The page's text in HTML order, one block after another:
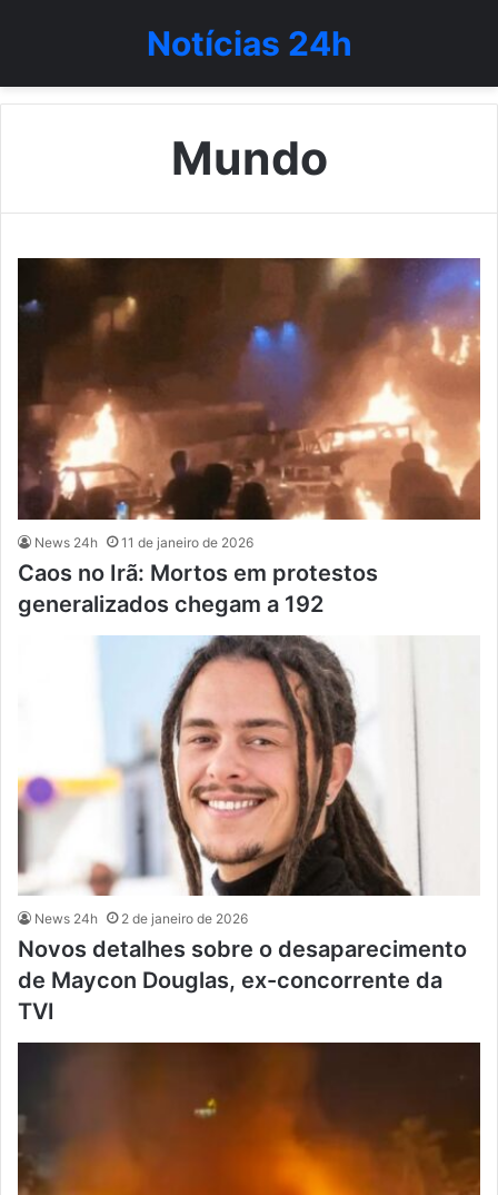
Notícias 24h
Mundo
News 24h 11 de janeiro de 2026
Caos no Irã: Mortos em protestos
generalizados chegam a 192
News 24h 2 de janeiro de 2026
Novos detalhes sobre o desaparecimento
de Maycon Douglas, ex-concorrente da
TVI